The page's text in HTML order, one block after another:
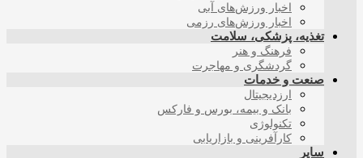
اخبار ورزش‌های آبی
اخبار ورزش‌های رزمی
تغذیه، پزشکی، سلامت
فرهنگ و هنر
گردشگری و مهاجرت
صنعت و خدمات
ارزدیجیتال
بانک و بیمه، بورس و فارکس
تکنولوژی
کارآفرینی و بازاریابی
سایر